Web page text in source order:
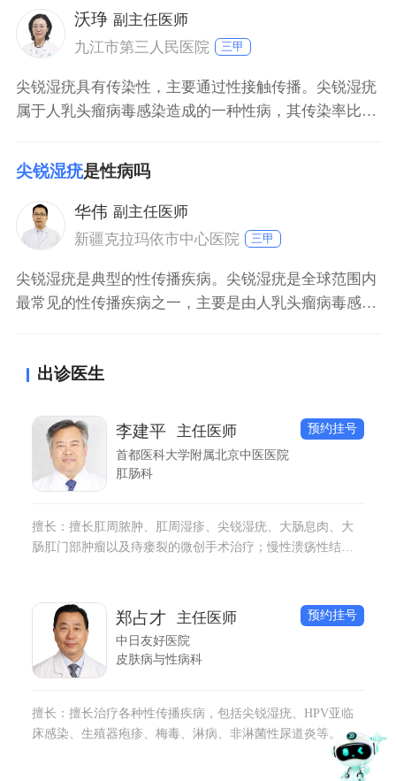
沃琤 副主任医师
九江市第三人民医院
三甲
尖锐湿疣具有传染性，主要通过性接触传播。尖锐湿疣
属于人乳头瘤病毒感染造成的一种性病，其传染率比较
则易造成尖锐湿疣感染，主要表现为生殖器部位出现赘
生物，可呈菜花状或者乳头状表现。
尖锐湿疣是性病吗
华伟 副主任医师
新疆克拉玛依市中心医院
三甲
尖锐湿疣是典型的性传播疾病。尖锐湿疣是全球范围内
最常见的性传播疾病之一，主要是由人乳头瘤病毒感染
一到八个月，平均为三个月。
出诊医生
李建平 主任医师
首都医科大学附属北京中医医院
肛肠科
预约挂号
擅长：擅长肛周脓肿、肛周湿疹、尖锐湿疣、大肠息肉、大
肠肛门部肿瘤以及痔瘘裂的微创手术治疗；慢性溃疡性结
郑占才 主任医师
中日友好医院
皮肤病与性病科
预约挂号
擅长：擅长治疗各种性传播疾病，包括尖锐湿疣、HPV亚临
床感染、生殖器疱疹、梅毒、淋病、非淋菌性尿道炎等。采
取药物、物理治疗、光动力治疗等方法，针对尖锐湿疣患者
的不同病情进行个性化治疗，疗效高,复发率低,深受患者欢